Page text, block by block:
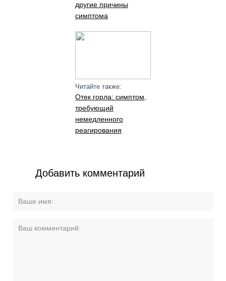
другие причины
симптома
Читайте также:
Отек горла: симптом,
требующий
немедленного
реагирования
Добавить комментарий